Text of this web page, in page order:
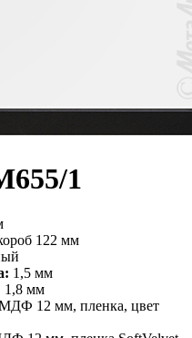
1
122 мм
1,5 мм
1,8 мм
12 мм, пленка, цвет